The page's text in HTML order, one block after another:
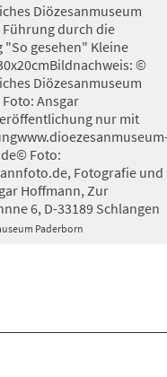
Paderborn
Diözesanmuseum
durch die
"So gesehen" Kleine
©
Diözesanmuseum
Ansgar
nur mit
Foto:
Fotografie und
Hoffmann, Zur
6, D-33189 Schlangen